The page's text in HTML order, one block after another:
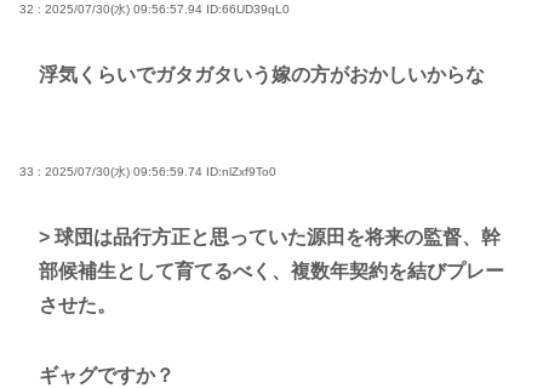
32 : 2025/07/30(水) 09:56:57.94 ID:66UD39qL0
浮気くらいでガタガタいう嫁の方がおかしいからな
33 : 2025/07/30(水) 09:56:59.74 ID:nlZxf9To0
> 球団は品行方正と思っていた源田を将来の監督、幹
部候補生として育てるべく、複数年契約を結びプレー
させた。
ギャグですか？